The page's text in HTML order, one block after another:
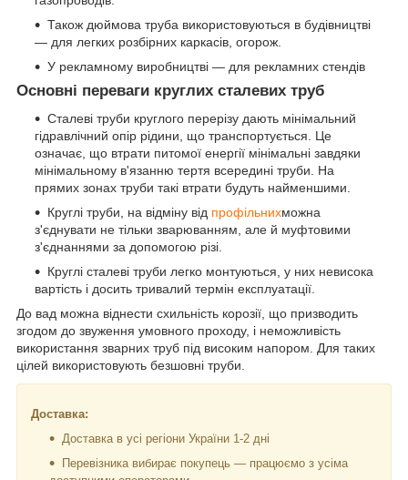
Також дюймова труба використовуються в будівництві
— для легких розбірних каркасів, огорож.
У рекламному виробництві — для рекламних стендів
Основні переваги круглих сталевих труб
Сталеві труби круглого перерізу дають мінімальний
гідравлічний опір рідини, що транспортується. Це
означає, що втрати питомої енергії мінімальні завдяки
мінімальному в'язанню тертя всередині труби. На
прямих зонах труби такі втрати будуть найменшими.
Круглі труби, на відміну від профільнихможна
з'єднувати не тільки зварюванням, але й муфтовими
з'єднаннями за допомогою різі.
Круглі сталеві труби легко монтуються, у них невисока
вартість і досить тривалий термін експлуатації.
До вад можна віднести схильність корозії, що призводить
згодом до звуження умовного проходу, і неможливість
використання зварних труб під високим напором. Для таких
цілей використовують безшовні труби.
Доставка:
Доставка в усі регіони України 1-2 дні
Перевізника вибирає покупець — працюємо з усіма